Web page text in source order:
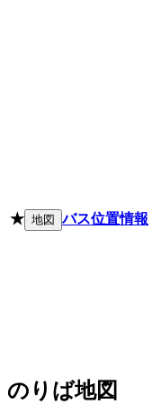
★ 地図 バス位置情報
のりば地図